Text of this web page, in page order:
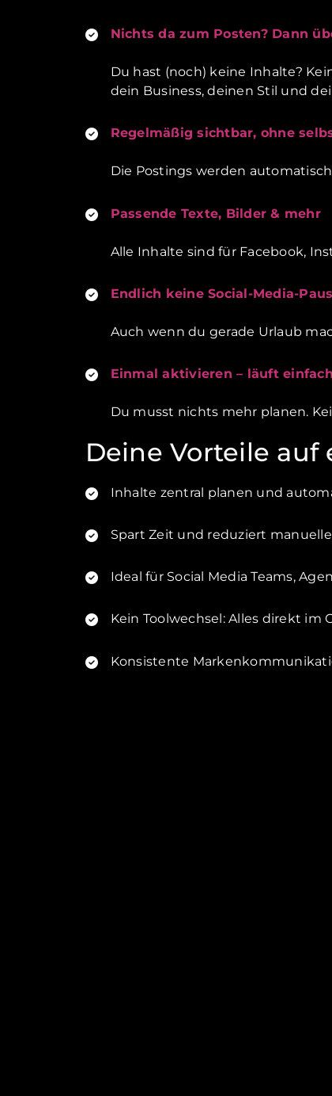
Nichts da zum Posten? Dann
Du hast (noch) keine Inhalte?
dein Business, deinen Stil und
Regelmäßig sichtbar, ohne
Die Postings werden
Passende Texte, Bilder & mehr
Alle Inhalte sind für Facebook,
Endlich keine Social-Media-
Auch wenn du gerade Urlaub
Einmal aktivieren – läuft einfach
Du musst nichts mehr planen.
Deine Vorteile auf
Inhalte zentral planen und
Spart Zeit und reduziert
Ideal für Social Media Teams,
Kein Toolwechsel: Alles direkt im
Konsistente